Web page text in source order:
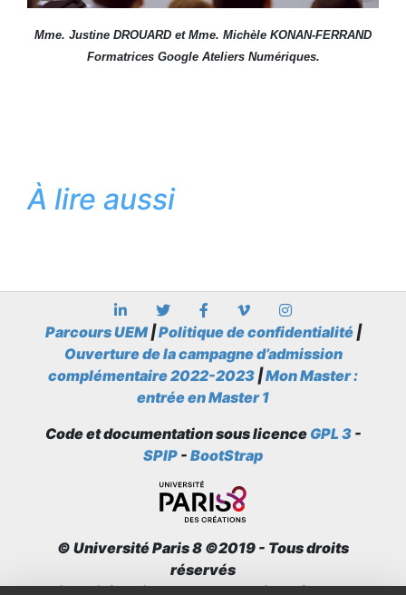
Mme. Justine DROUARD et Mme. Michèle KONAN-FERRAND
Formatrices Google Ateliers Numériques.
À lire aussi
Parcours UEM |Politique de confidentialité |
Ouverture de la campagne d’admission
complémentaire 2022-2023 |Mon Master :
entrée en Master 1
Code et documentation sous licence GPL 3-
SPIP - BootStrap
© Université Paris 8 ©2019 - Tous droits
réservés